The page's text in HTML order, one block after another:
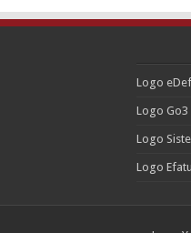
Logo
Logo Go3
Logo
Logo